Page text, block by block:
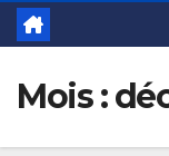
Mois :